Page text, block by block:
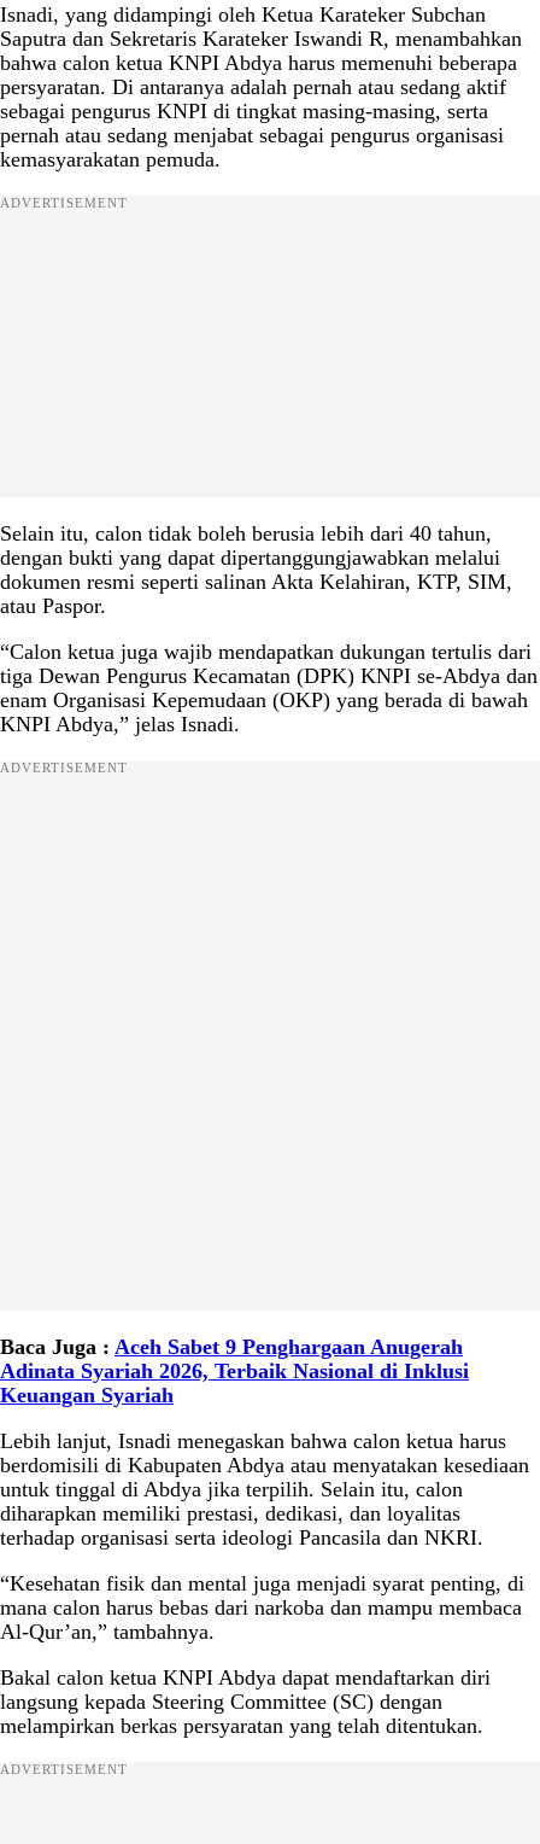
Isnadi, yang didampingi oleh Ketua Karateker Subchan
Saputra dan Sekretaris Karateker Iswandi R, menambahkan
bahwa calon ketua KNPI Abdya harus memenuhi beberapa
persyaratan. Di antaranya adalah pernah atau sedang aktif
sebagai pengurus KNPI di tingkat masing-masing, serta
pernah atau sedang menjabat sebagai pengurus organisasi
kemasyarakatan pemuda.
ADVERTISEMENT
Selain itu, calon tidak boleh berusia lebih dari 40 tahun,
dengan bukti yang dapat dipertanggungjawabkan melalui
dokumen resmi seperti salinan Akta Kelahiran, KTP, SIM,
atau Paspor.
“Calon ketua juga wajib mendapatkan dukungan tertulis dari
tiga Dewan Pengurus Kecamatan (DPK) KNPI se-Abdya dan
enam Organisasi Kepemudaan (OKP) yang berada di bawah
KNPI Abdya,” jelas Isnadi.
ADVERTISEMENT
Baca Juga : Aceh Sabet 9 Penghargaan Anugerah
Adinata Syariah 2026, Terbaik Nasional di Inklusi
Keuangan Syariah
Lebih lanjut, Isnadi menegaskan bahwa calon ketua harus
berdomisili di Kabupaten Abdya atau menyatakan kesediaan
untuk tinggal di Abdya jika terpilih. Selain itu, calon
diharapkan memiliki prestasi, dedikasi, dan loyalitas
terhadap organisasi serta ideologi Pancasila dan NKRI.
“Kesehatan fisik dan mental juga menjadi syarat penting, di
mana calon harus bebas dari narkoba dan mampu membaca
Al-Qur’an,” tambahnya.
Bakal calon ketua KNPI Abdya dapat mendaftarkan diri
langsung kepada Steering Committee (SC) dengan
melampirkan berkas persyaratan yang telah ditentukan.
ADVERTISEMENT